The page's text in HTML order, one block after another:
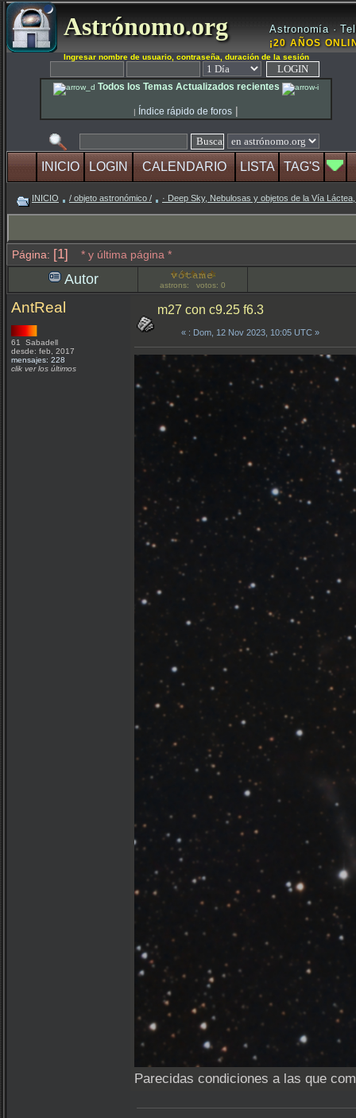
Astrónomo.org Astronomía ·
¡20 AÑOS
Ingresar nombre de usuario, contraseña, duración de la sesión
Todos los Temas Actualizados recientes
| Índice rápido de foros |
INICIO LOGIN CALENDARIO LISTA TAG'S
INICIO / objeto astronómico / · Deep Sky, Nebulosas y objetos de la Vía
Página: [1] * y última página *
Autor astrons: votos: 0
AntReal
61 Sabadell
desde: feb, 2017
mensajes: 228
clik ver los últimos
m27 con c9.25 f6.3
« : Dom, 12 Nov 2023, 10:05 UTC »
Parecidas condiciones a las que